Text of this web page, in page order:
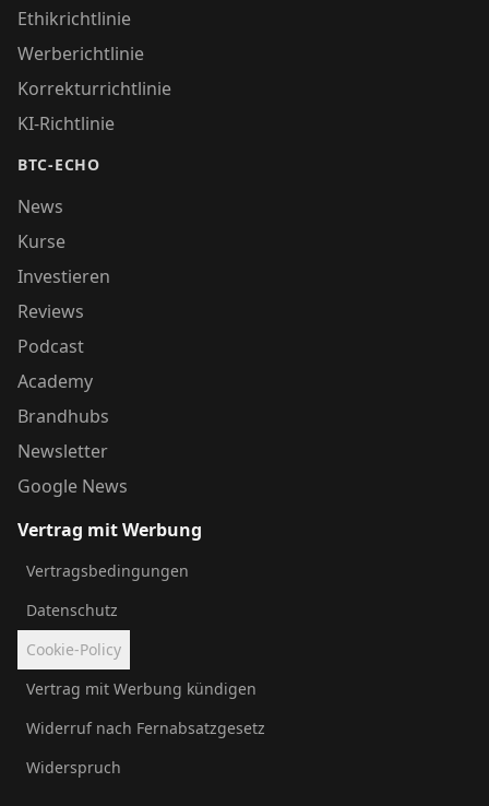
Ethikrichtlinie
Werberichtlinie
Korrekturrichtlinie
KI-Richtlinie
BTC-ECHO
News
Kurse
Investieren
Reviews
Podcast
Academy
Brandhubs
Newsletter
Google News
Vertrag mit Werbung
Vertragsbedingungen
Datenschutz
Cookie-Policy
Vertrag mit Werbung kündigen
Widerruf nach Fernabsatzgesetz
Widerspruch